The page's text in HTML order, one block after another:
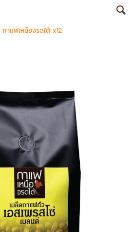
กาแฟเหนือจรดใต้ x12